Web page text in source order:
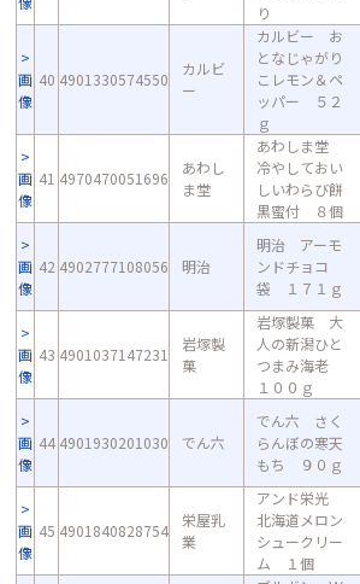
り
画
像
40 4901330574550
カルビ
ー
カルビー お
となじゃがり
こレモン＆ペ
ッパー ５２
ｇ
画
像
41 4970470051696
あわし
ま堂
あわしま堂
冷やしておい
しいわらび餅
黒蜜付 ８個
画
像
42 4902777108056 明治
明治 アーモ
ンドチョコ
袋 １７１ｇ
画
像
43 4901037147231
岩塚製
菓
岩塚製菓 大
人の新潟ひと
つまみ海老
１００ｇ
画
像
44 4901930201030 でん六
でん六 さく
らんぼの寒天
もち ９０ｇ
画
像
45 4901840828754
栄屋乳
業
アンド栄光
北海道メロン
シュークリー
ム １個